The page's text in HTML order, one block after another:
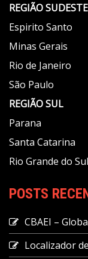
REGIÃOSUDESTE
Espirito Santo
Minas Gerais
Rio de Janeiro
São Paulo
REGIÃOSUL
Parana
Santa Catarina
Rio Grande do Sul
POSTS
CBAEI –
Localizador